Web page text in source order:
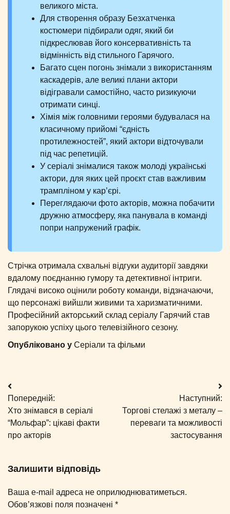
великого міста.
Для створення образу Безхатченка
костюмери підбирали одяг, який би
підкреслював його консервативність та
відмінність від стильного Гарячого.
Багато сцен погонь знімали з використанням
каскадерів, але великі плани актори
відігравали самостійно, часто ризикуючи
отримати синці.
Хімія між головними героями будувалася на
класичному прийомі “єдність
протилежностей”, який актори відточували
під час репетицій.
У серіалі знімалися також молоді українські
актори, для яких цей проєкт став важливим
трампліном у кар’єрі.
Переглядаючи фото акторів, можна побачити
дружню атмосферу, яка панувала в команді
попри напружений графік.
Стрічка отримала схвальні відгуки аудиторії завдяки
вдалому поєднанню гумору та детективної інтриги.
Глядачі високо оцінили роботу команди, відзначаючи,
що персонажі вийшли живими та харизматичними.
Професійний акторський склад серіалу Гарячий став
запорукою успіху цього телевізійного сезону.
Опубліковано у Серіали та фільми
Навігація
записів
Попередній:
Хто знімався в серіалі
“Мольфар”: цікаві факти
про акторів
Наступний:
Торгові стелажі з металу –
переваги та можливості
застосування
Залишити відповідь
Ваша e-mail адреса не оприлюднюватиметься.
Обов’язкові поля позначені *